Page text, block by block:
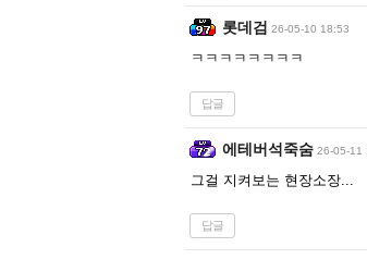
롯데검 26-05-10 18:53
ㅋㅋㅋㅋㅋㅋㅋㅋ
답글
에테버석죽숨 26-05-11
그걸 지켜보는 현장소장...
답글